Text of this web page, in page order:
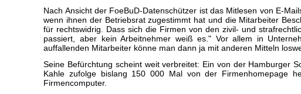
Nach Ansicht der FoeBuD-Datenschützer ist das Mitlesen von E-
wenn ihnen der Betriebsrat zugestimmt hat und die Mitarbeiter
für rechtswidrig. Dass sich die Firmen von den zivil- und
passiert, aber kein Arbeitnehmer weiß es." Vor allem in
auffallenden Mitarbeiter könne man dann ja mit anderen Mitteln
Seine Befürchtung scheint weit verbreitet: Ein von der Hamburger
Kahle zufolge bislang 150 000 Mal von der Firmenhomepage
Firmencomputer.